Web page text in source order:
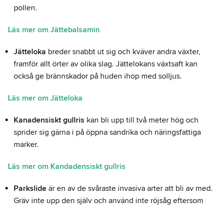
pollen.
Läs mer om Jättebalsamin
Jätteloka breder snabbt ut sig och kväver andra växter,
framför allt örter av olika slag. Jättelokans växtsaft kan
också ge brännskador på huden ihop med solljus.
Läs mer om Jätteloka
Kanadensiskt gullris kan bli upp till två meter hög och
sprider sig gärna i på öppna sandrika och näringsfattiga
marker.
Läs mer om Kandadensiskt gullris
Parkslide är en av de svåraste invasiva arter att bli av med.
Gräv inte upp den själv och använd inte röjsåg eftersom